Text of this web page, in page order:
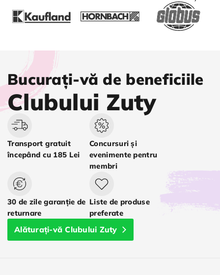
Bucurați-vă de beneficiile
Clubului Zuty
Transport gratuit
începând cu 185 Lei
Concursuri și
evenimente pentru
membri
30 de zile garanție de
returnare
Liste de produse
preferate
Alăturați-vă Clubului Zuty